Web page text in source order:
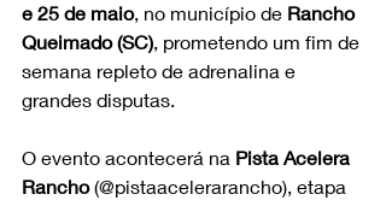
e 25 de maio, no município de Rancho
Queimado (SC), prometendo um fim de
semana repleto de adrenalina e
grandes disputas.
O evento acontecerá na Pista Acelera
Rancho (@pistaacelerarancho), etapa